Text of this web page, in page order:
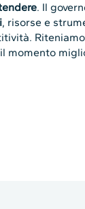
. Il
, risorse e
momento